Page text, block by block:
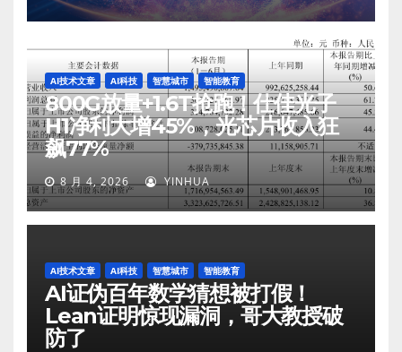
AI技术文章 AI科技 智慧城市 智能教育
800G放量+1.6T抢跑！仕佳光子
H1净利大增45%，光芯片收入狂
飙77%
8 月 4, 2026 YINHUA
AI技术文章 AI科技 智慧城市 智能教育
AI证伪百年数学猜想被打假！
Lean证明惊现漏洞，哥大教授破
防了